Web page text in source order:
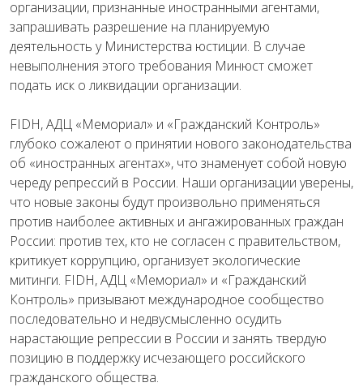
организации, признанные иностранными агентами,
запрашивать разрешение на планируемую
деятельность у Министерства юстиции. В случае
невыполнения этого требования Минюст сможет
подать иск о ликвидации организации.
FIDH, АДЦ «Мемориал» и «Гражданский Контроль»
глубоко сожалеют о принятии нового законодательства
об «иностранных агентах», что знаменует собой новую
череду репрессий в России. Наши организации уверены,
что новые законы будут произвольно применяться
против наиболее активных и ангажированных граждан
России: против тех, кто не согласен с правительством,
критикует коррупцию, организует экологические
митинги. FIDH, АДЦ «Мемориал» и «Гражданский
Контроль» призывают международное сообщество
последовательно и недвусмысленно осудить
нарастающие репрессии в России и занять твердую
позицию в поддержку исчезающего российского
гражданского общества.